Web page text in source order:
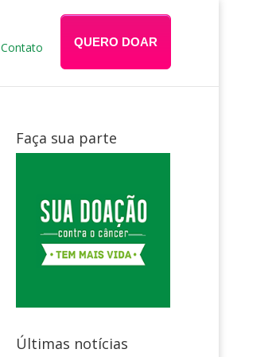
Contato QUERO DOAR
Faça sua parte
Últimas notícias